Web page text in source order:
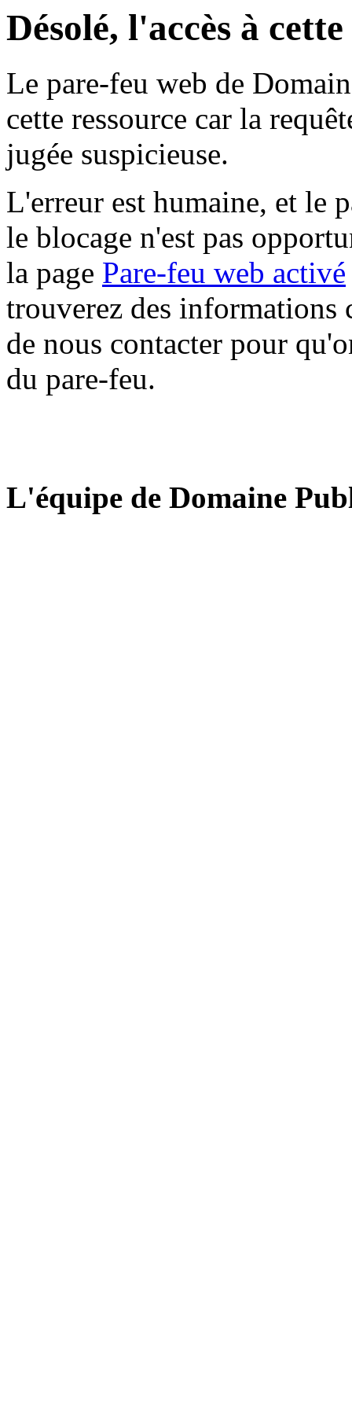
Désolé, l'accès à
Le pare-feu web de
cette ressource car la
jugée suspicieuse.
L'erreur est humaine, et le
le blocage n'est pas
la page Pare-feu web activé
trouverez des informations
de nous contacter pour
du pare-feu.
L'équipe de Domaine